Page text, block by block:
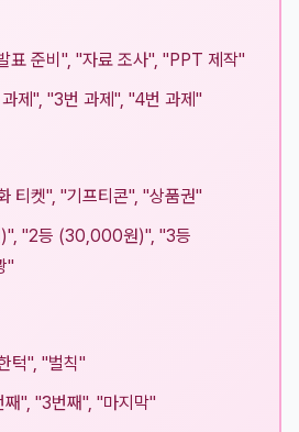
표 준비", "자료 조사", "PPT 제작"
제", "3번 과제", "4번 과제"
티켓", "기프티콘", "상품권"
"2등 (30,000원)", "3등
"
턱", "벌칙"
", "3번째", "마지막"